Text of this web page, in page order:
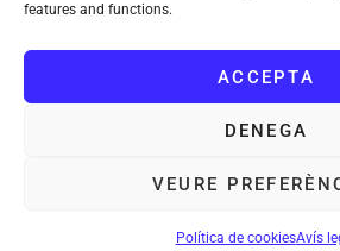
features and functions.
ACCEPTA
DENEGA
VEURE
Política de cookiesAvís
SUBSCRIURE'M